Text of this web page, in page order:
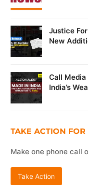
Justice
New
Call Media
India’s
TAKE ACTION
Make one phone call
Take Action